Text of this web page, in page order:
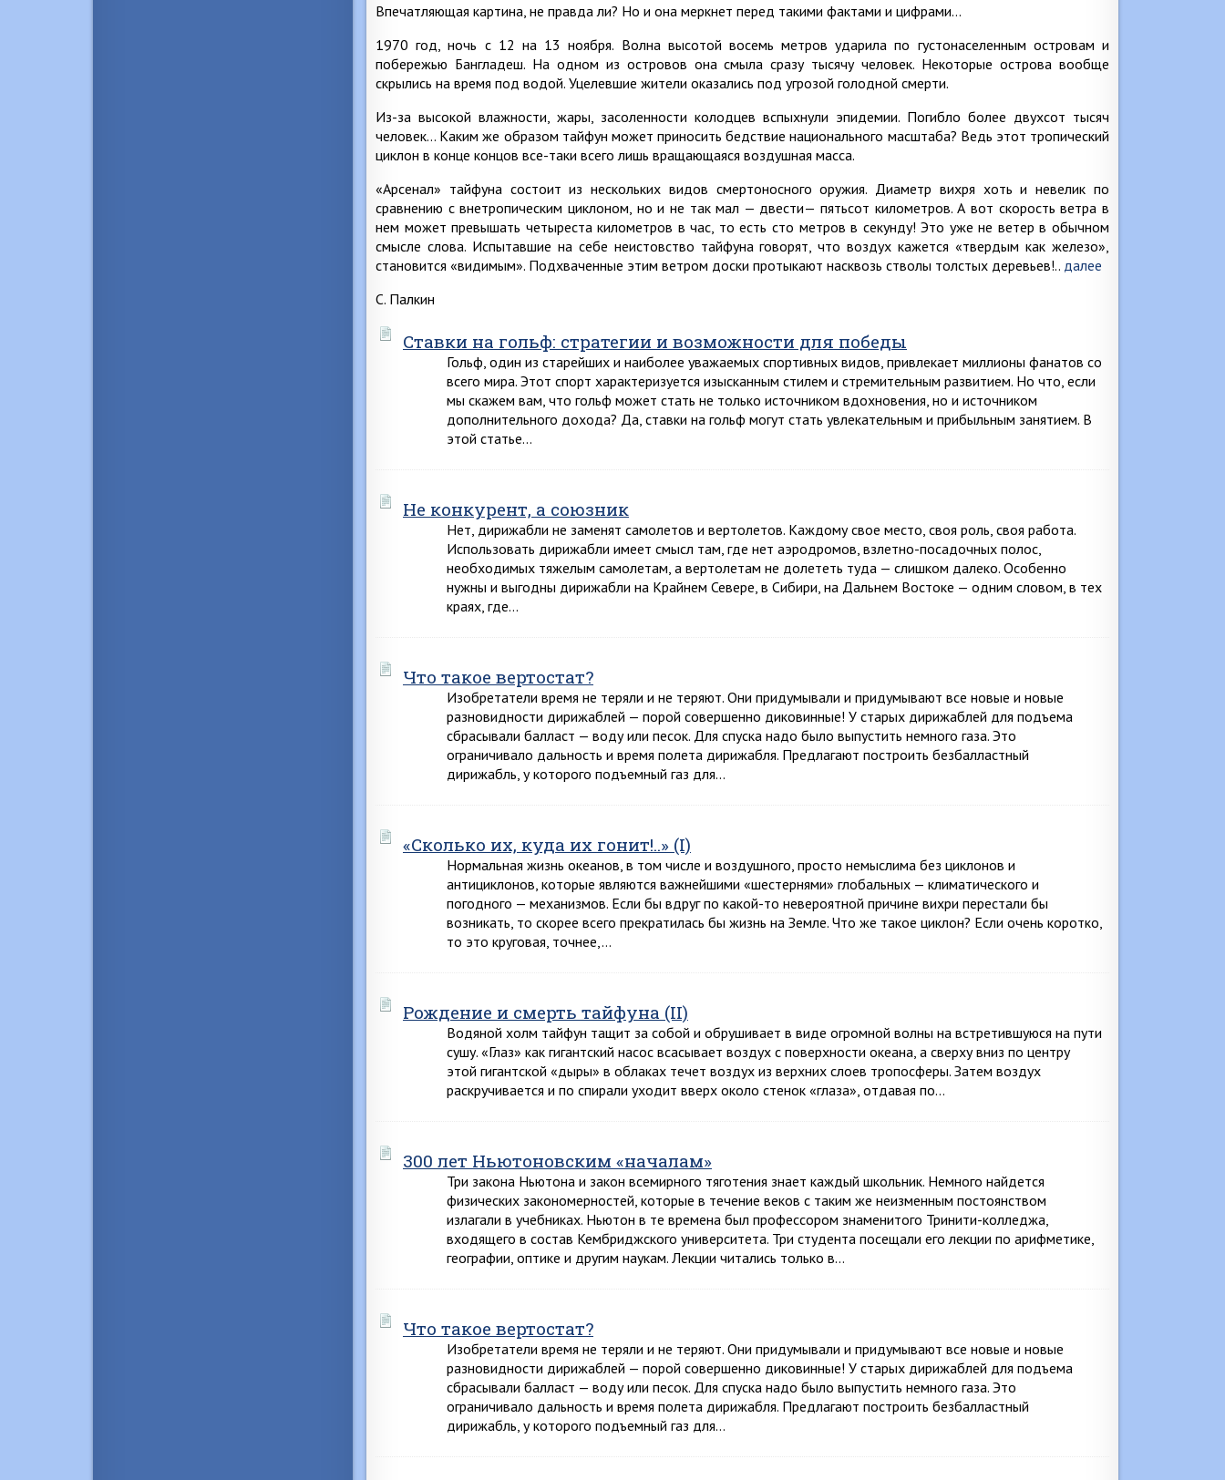
Впечатляющая картина, не правда ли? Но и она меркнет перед такими фактами и цифрами…
1970 год, ночь с 12 на 13 ноября. Волна высотой восемь метров ударила по густонаселенным островам и
побережью Бангладеш. На одном из островов она смыла сразу тысячу человек. Некоторые острова вообще
скрылись на время под водой. Уцелевшие жители оказались под угрозой голодной смерти.
Из-за высокой влажности, жары, засоленности колодцев вспыхнули эпидемии. Погибло более двухсот тысяч
человек… Каким же образом тайфун может приносить бедствие национального масштаба? Ведь этот тропический
циклон в конце концов все-таки всего лишь вращающаяся воздушная масса.
«Арсенал» тайфуна состоит из нескольких видов смертоносного оружия. Диаметр вихря хоть и невелик по
сравнению с внетропическим циклоном, но и не так мал — двести— пятьсот километров. А вот скорость ветра в
нем может превышать четыреста километров в час, то есть сто метров в секунду! Это уже не ветер в обычном
смысле слова. Испытавшие на себе неистовство тайфуна говорят, что воздух кажется «твердым как железо»,
становится «видимым». Подхваченные этим ветром доски протыкают насквозь стволы толстых деревьев!.. далее
С. Палкин
Ставки на гольф: стратегии и возможности для победы
Гольф, один из старейших и наиболее уважаемых спортивных видов, привлекает миллионы фанатов со
всего мира. Этот спорт характеризуется изысканным стилем и стремительным развитием. Но что, если
мы скажем вам, что гольф может стать не только источником вдохновения, но и источником
дополнительного дохода? Да, ставки на гольф могут стать увлекательным и прибыльным занятием. В
этой статье…
Не конкурент, а союзник
Нет, дирижабли не заменят самолетов и вертолетов. Каждому свое место, своя роль, своя работа.
Использовать дирижабли имеет смысл там, где нет аэродромов, взлетно-посадочных полос,
необходимых тяжелым самолетам, а вертолетам не долететь туда — слишком далеко. Особенно
нужны и выгодны дирижабли на Крайнем Севере, в Сибири, на Дальнем Востоке — одним словом, в тех
краях, где…
Что такое вертостат?
Изобретатели время не теряли и не теряют. Они придумывали и придумывают все новые и новые
разновидности дирижаблей — порой совершенно диковинные! У старых дирижаблей для подъема
сбрасывали балласт — воду или песок. Для спуска надо было выпустить немного газа. Это
ограничивало дальность и время полета дирижабля. Предлагают построить безбалластный
дирижабль, у которого подъемный газ для…
«Сколько их, куда их гонит!..» (I)
Нормальная жизнь океанов, в том числе и воздушного, просто немыслима без циклонов и
антициклонов, которые являются важнейшими «шестернями» глобальных — климатического и
погодного — механизмов. Если бы вдруг по какой-то невероятной причине вихри перестали бы
возникать, то скорее всего прекратилась бы жизнь на Земле. Что же такое циклон? Если очень коротко,
то это круговая, точнее,…
Рождение и смерть тайфуна (II)
Водяной холм тайфун тащит за собой и обрушивает в виде огромной волны на встретившуюся на пути
сушу. «Глаз» как гигантский насос всасывает воздух с поверхности океана, а сверху вниз по центру
этой гигантской «дыры» в облаках течет воздух из верхних слоев тропосферы. Затем воздух
раскручивается и по спирали уходит вверх около стенок «глаза», отдавая по…
300 лет Ньютоновским «началам»
Три закона Ньютона и закон всемирного тяготения знает каждый школьник. Немного найдется
физических закономерностей, которые в течение веков с таким же неизменным постоянством
излагали в учебниках. Ньютон в те времена был профессором знаменитого Тринити-колледжа,
входящего в состав Кембриджского университета. Три студента посещали его лекции по арифметике,
географии, оптике и другим наукам. Лекции читались только в…
Что такое вертостат?
Изобретатели время не теряли и не теряют. Они придумывали и придумывают все новые и новые
разновидности дирижаблей — порой совершенно диковинные! У старых дирижаблей для подъема
сбрасывали балласт — воду или песок. Для спуска надо было выпустить немного газа. Это
ограничивало дальность и время полета дирижабля. Предлагают построить безбалластный
дирижабль, у которого подъемный газ для…